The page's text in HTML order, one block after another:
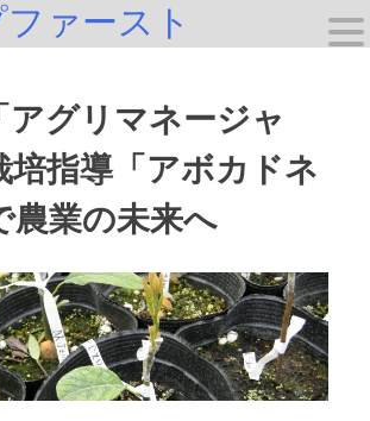
ァースト
アグリマネージャ
培指導「アボカドネ
農業の未来へ